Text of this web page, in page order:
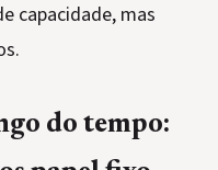
capacidade, mas
do tempo: